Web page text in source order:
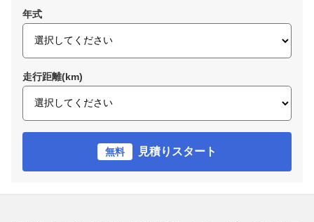
年式
走行距離(km)
無料 見積りスタート